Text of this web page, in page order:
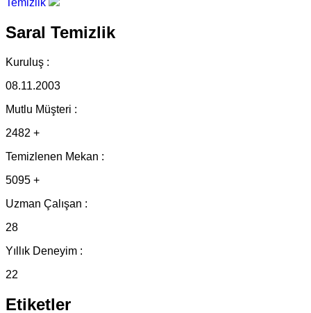
Temizlik
Saral Temizlik
Kuruluş :
08.11.2003
Mutlu Müşteri :
2482 +
Temizlenen Mekan :
5095 +
Uzman Çalışan :
28
Yıllık Deneyim :
22
Etiketler